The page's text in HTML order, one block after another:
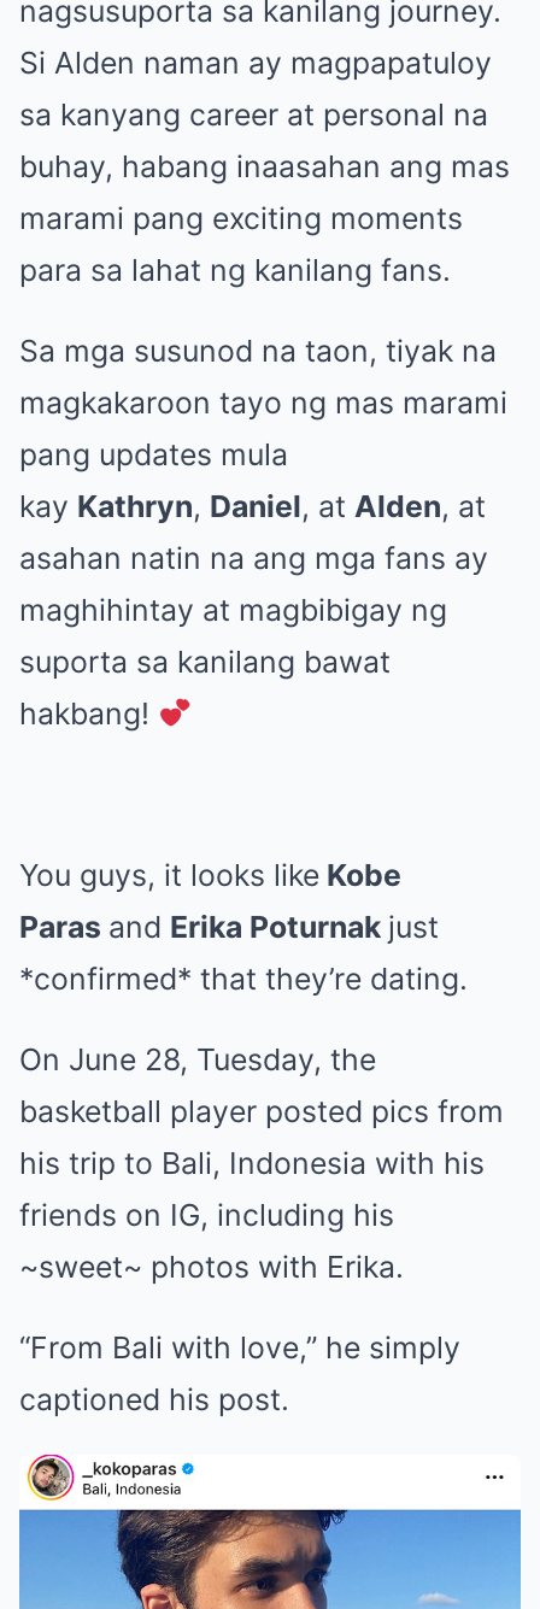
nagsusuporta sa kanilang journey.
Si Alden naman ay magpapatuloy
sa kanyang career at personal na
buhay, habang inaasahan ang mas
marami pang exciting moments
para sa lahat ng kanilang fans.
Sa mga susunod na taon, tiyak na
magkakaroon tayo ng mas marami
pang updates mula
kay Kathryn, Daniel, at Alden, at
asahan natin na ang mga fans ay
maghihintay at magbibigay ng
suporta sa kanilang bawat
hakbang!
You guys, it looks like Kobe
Paras and Erika Poturnak just
*confirmed* that they’re dating.
On June 28, Tuesday, the
basketball player posted pics from
his trip to Bali, Indonesia with his
friends on IG, including his
~sweet~ photos with Erika.
“From Bali with love,” he simply
captioned his post.